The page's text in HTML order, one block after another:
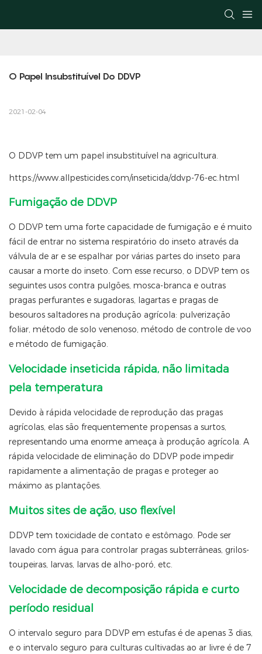
O Papel Insubstituível Do DDVP
2021-02-04
O DDVP tem um papel insubstituível na agricultura.
https://www.allpesticides.com/inseticida/ddvp-76-ec.html
Fumigação de DDVP
O DDVP tem uma forte capacidade de fumigação e é muito
fácil de entrar no sistema respiratório do inseto através da
válvula de ar e se espalhar por várias partes do inseto para
causar a morte do inseto. Com esse recurso, o DDVP tem os
seguintes usos contra pulgões, mosca-branca e outras
pragas perfurantes e sugadoras, lagartas e pragas de
besouros saltadores na produção agrícola: pulverização
foliar, método de solo venenoso, método de controle de voo
e método de fumigação.
Velocidade inseticida rápida, não limitada
pela temperatura
Devido à rápida velocidade de reprodução das pragas
agrícolas, elas são frequentemente propensas a surtos,
representando uma enorme ameaça à produção agrícola. A
rápida velocidade de eliminação do DDVP pode impedir
rapidamente a alimentação de pragas e proteger ao
máximo as plantações.
Muitos sites de ação, uso flexível
DDVP tem toxicidade de contato e estômago. Pode ser
lavado com água para controlar pragas subterrâneas, grilos-
toupeiras, larvas, larvas de alho-poró, etc.
Velocidade de decomposição rápida e curto
período residual
O intervalo seguro para DDVP em estufas é de apenas 3 dias,
e o intervalo seguro para culturas cultivadas ao ar livre é de 7